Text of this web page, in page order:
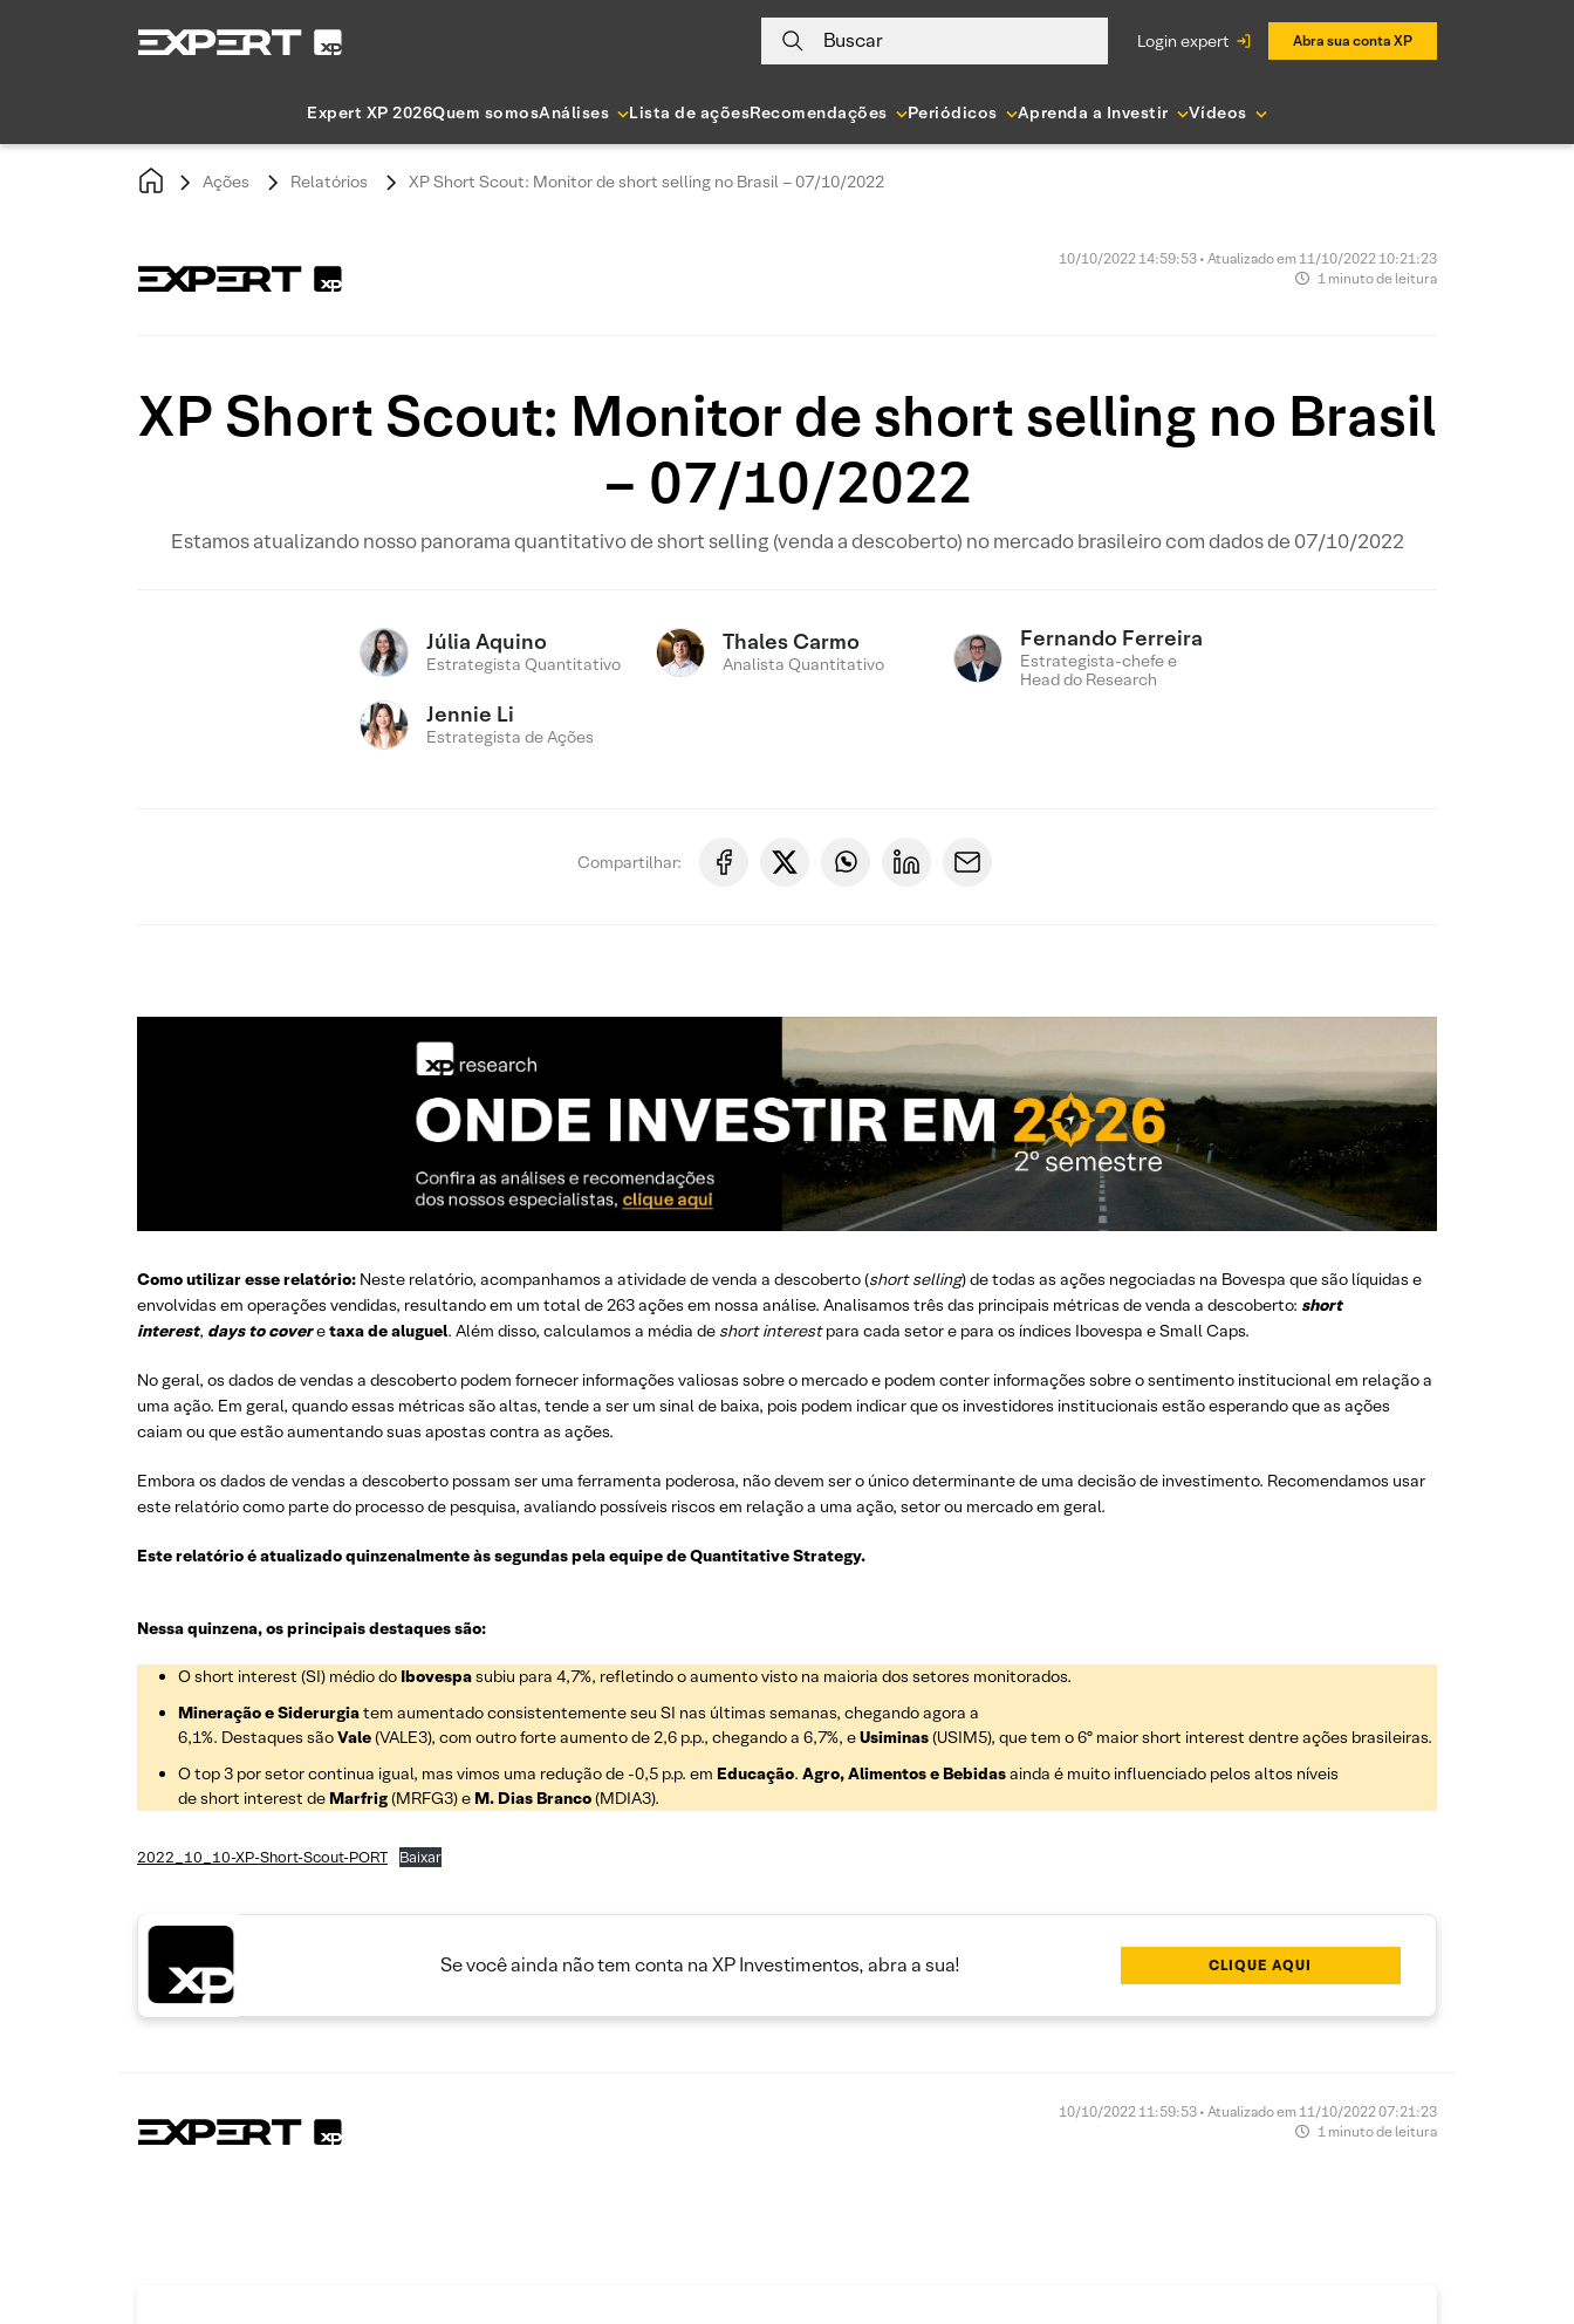
Buscar login expert Abra sua conta XP
Expert XP 2026Quem somosAnálises Lista de açõesRecomendações Periódicos Aprenda a Investir Vídeos
Ações Relatórios XP Short Scout: Monitor de short selling no Brasil – 07/10/2022
10/10/2022 14:59:53 • Atualizado em 11/10/2022 10:21:23
1 minuto de leitura
XP Short Scout: Monitor de short selling no Brasil
– 07/10/2022
Estamos atualizando nosso panorama quantitativo de short selling (venda a descoberto) no mercado brasileiro com dados de 07/10/2022
Júlia Aquino
Estrategista Quantitativo
Thales Carmo
Analista Quantitativo
Fernando Ferreira
Estrategista-chefe e
Head do Research
Jennie Li
Estrategista de Ações
Compartilhar:
Como utilizar esse relatório: Neste relatório, acompanhamos a atividade de venda a descoberto (short selling) de todas as ações negociadas na Bovespa que são líquidas e
envolvidas em operações vendidas, resultando em um total de 263 ações em nossa análise. Analisamos três das principais métricas de venda a descoberto: short
interest, days to coveretaxa de aluguel. Além disso, calculamos a média de short interestpara cada setor e para os índices Ibovespa e Small Caps.
No geral, os dados de vendas a descoberto podem fornecer informações valiosas sobre o mercado e podem conter informações sobre o sentimento institucional em relação a
uma ação. Em geral, quando essas métricas são altas, tende a ser um sinal de baixa, pois podem indicar que os investidores institucionais estão esperando que as ações
caiam ou que estão aumentando suas apostas contra as ações.
Embora os dados de vendas a descoberto possam ser uma ferramenta poderosa, não devem ser o único determinante de uma decisão de investimento. Recomendamos usar
este relatório como parte do processo de pesquisa, avaliando possíveis riscos em relação a uma ação, setor ou mercado em geral.
Este relatório é atualizado quinzenalmente às segundas pela equipe de Quantitative Strategy.
Nessa quinzena, os principais destaques são:
O short interest (SI) médio do Ibovespasubiu para 4,7%, refletindo o aumento visto na maioria dos setores monitorados.
Mineração e Siderurgiatem aumentado consistentemente seu SI nas últimas semanas, chegando agora a
6,1%. Destaques sãoVale(VALE3), com outro forte aumento de 2,6 p.p., chegando a 6,7%, eUsiminas(USIM5), que tem o 6º maior short interest dentre ações brasileiras.
O top 3 por setor continua igual, mas vimos uma redução de -0,5 p.p. em Educação. Agro, Alimentos e Bebidasainda é muito influenciado pelos altos níveis
de short interest de Marfrig(MRFG3) e M. Dias Branco(MDIA3).
2022_10_10-XP-Short-Scout-PORT Baixar
Se você ainda não tem conta na XP Investimentos, abra a sua! CLIQUE AQUI
10/10/2022 11:59:53 • Atualizado em 11/10/2022 07:21:23
1 minuto de leitura